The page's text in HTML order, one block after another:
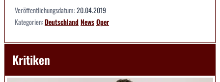
Veröffentlichungsdatum:20.04.2019
Kategorien:DeutschlandNewsOper
Kritiken